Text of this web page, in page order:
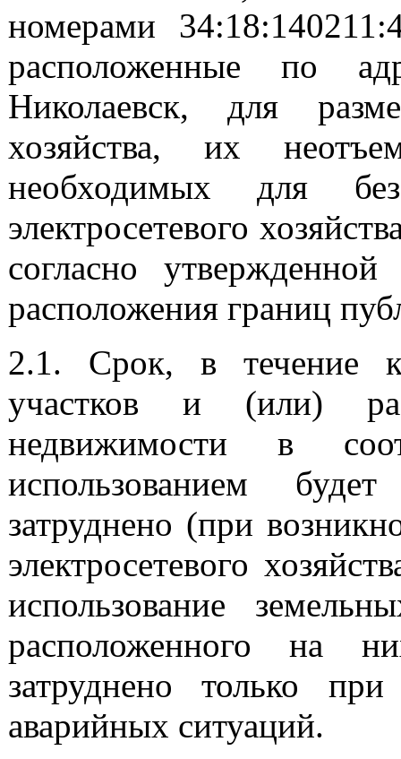
номерами
расположенные по
Николаевск, для
хозяйства, их
необходимых для
электросетевого
согласно
расположения границ
2.1. Срок, в течение
участков и (или)
недвижимости в
использованием
затруднено (при
электросетевого
использование
расположенного на
затруднено только
аварийных ситуаций.